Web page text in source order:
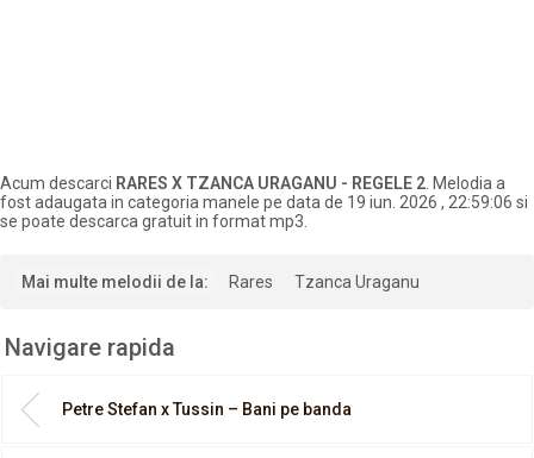
Acum descarci RARES X TZANCA URAGANU - REGELE 2 . Melodia a
fost adaugata in categoria manele pe data de 19 iun. 2026 , 22:59:06 si
se poate descarca gratuit in format mp3.
Mai multe melodii de la: Rares Tzanca Uraganu
Navigare rapida
Petre Stefan x Tussin – Bani pe banda